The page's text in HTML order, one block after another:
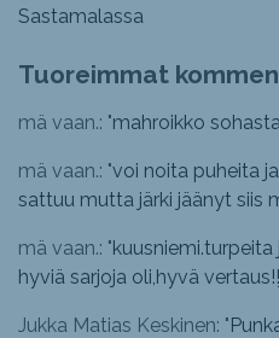
Sastamalassa
Tuoreimmat
mä vaan.: "mahroikko
mä vaan.: "voi noita puheita
sattuu mutta järki jäänyt siis
mä vaan.: "
hyviä sarjoja oli,hyvä
Jukka Matias Keskinen: "